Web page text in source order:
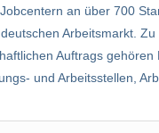
an über 700
Arbeitsmarkt.
Auftrags gehören
und Arbeitsstellen,